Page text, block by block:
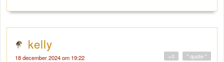
kelly
18 december 2024 om 19:22 " quote "
+0